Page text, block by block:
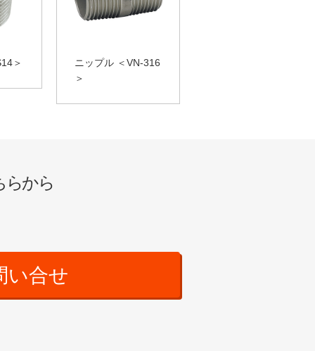
＞
ニップル ＜VN-316
＞
らから
い合せ